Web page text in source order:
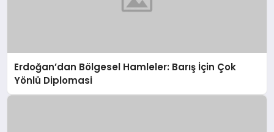
Erdoğan’dan Bölgesel Hamleler: Barış İçin Çok
Yönlü Diplomasi